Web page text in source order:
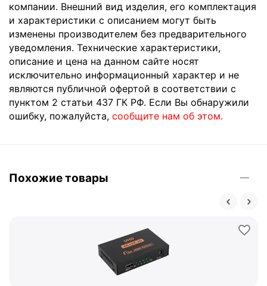
компании. Внешний вид изделия, его комплектация
и характеристики с описанием могут быть
изменены производителем без предварительного
уведомления. Технические характеристики,
описание и цена на данном сайте носят
исключительно информационный характер и не
являются публичной офертой в соответствии с
пунктом 2 статьи 437 ГК РФ. Если Вы обнаружили
ошибку, пожалуйста, сообщите нам об этом.
Похожие товары